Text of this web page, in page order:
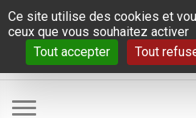
Panneau de gestion des cookies
Ce site utilise des cookies et
ceux que vous souhaitez activer
Tout accepter
Tout